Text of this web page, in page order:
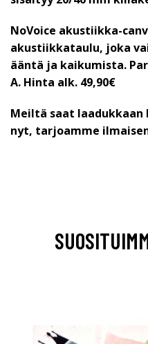
NoVoice akustiikka-
akustiikkataulu, joka
ääntä ja kaikumista.
A. Hinta alk. 49,90€
Meiltä saat
nyt, tarjoamme